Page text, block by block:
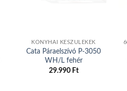
KONYHAI KÉSZÜLÉKEK
Cata Páraelszívó P-3050
WH/L fehér
29.990 Ft